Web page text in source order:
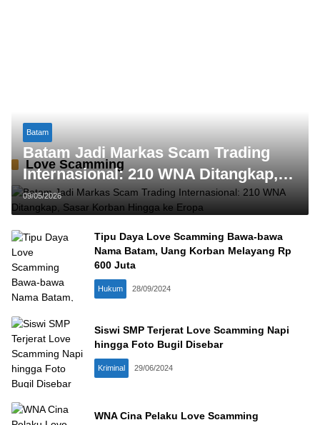
Love Scamming
Batam
Batam Jadi Markas Scam Trading
Internasional: 210 WNA Ditangkap,
Sasar Korban Hingga ke Eropa
09/05/2026
Tipu Daya Love Scamming Bawa-bawa
Nama Batam, Uang Korban Melayang Rp
600 Juta
Hukum 28/09/2024
Siswi SMP Terjerat Love Scamming Napi
hingga Foto Bugil Disebar
Kriminal 29/06/2024
WNA Cina Pelaku Love Scamming